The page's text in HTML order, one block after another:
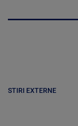
STIRI EXTERNE